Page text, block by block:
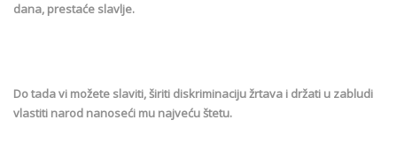
dana, prestaće slavlje.
Do tada vi možete slaviti, širiti diskriminaciju žrtava i držati u zabludi
vlastiti narod nanoseći mu najveću štetu.